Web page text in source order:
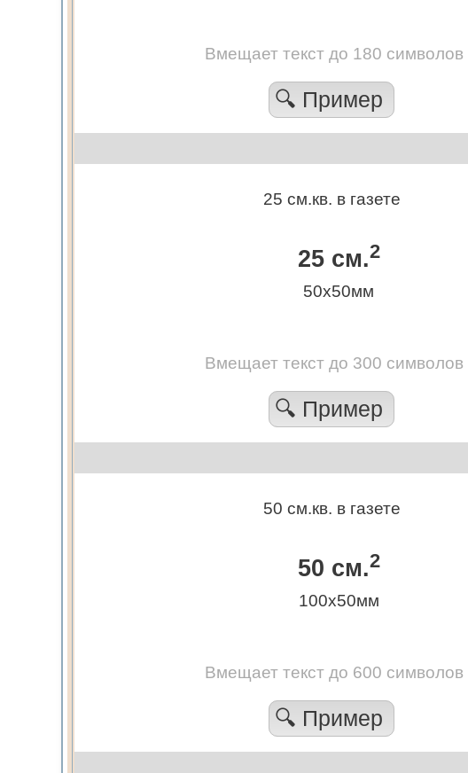
Вмещает текст до 180 символов
🔍 Пример
25 см.кв. в газете
25 см.2
50х50мм
Вмещает текст до 300 символов
🔍 Пример
50 см.кв. в газете
50 см.2
100х50мм
Вмещает текст до 600 символов
🔍 Пример